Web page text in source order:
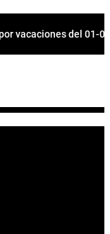
vacaciones del 01-